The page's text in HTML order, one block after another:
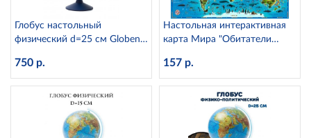
Глобус настольный
физический d=25 см Globen
750 р.
Настольная интерактивная
карта Мира "Обитатели
(капсульная ламинация)
157 р.